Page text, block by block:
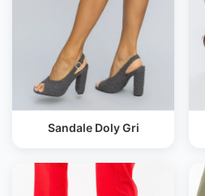
Sandale Doly Gri